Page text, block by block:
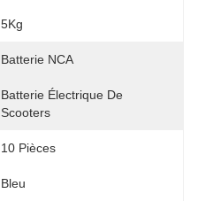
5Kg
Batterie NCA
Batterie Électrique De
Scooters
10 Pièces
Bleu